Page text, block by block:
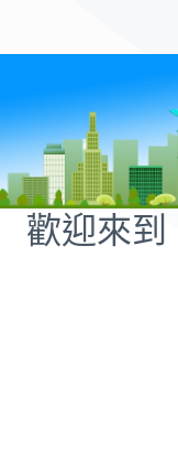
歡迎來到